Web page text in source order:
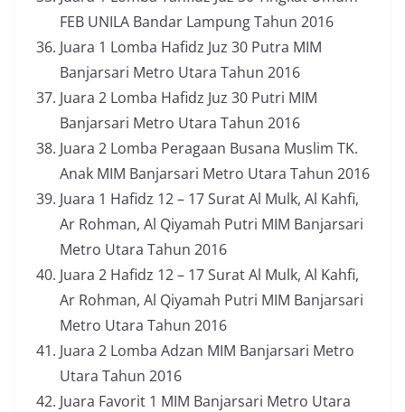
FEB UNILA Bandar Lampung Tahun 2016
Juara 1 Lomba Hafidz Juz 30 Putra MIM
Banjarsari Metro Utara Tahun 2016
Juara 2 Lomba Hafidz Juz 30 Putri MIM
Banjarsari Metro Utara Tahun 2016
Juara 2 Lomba Peragaan Busana Muslim TK.
Anak MIM Banjarsari Metro Utara Tahun 2016
Juara 1 Hafidz 12 – 17 Surat Al Mulk, Al Kahfi,
Ar Rohman, Al Qiyamah Putri MIM Banjarsari
Metro Utara Tahun 2016
Juara 2 Hafidz 12 – 17 Surat Al Mulk, Al Kahfi,
Ar Rohman, Al Qiyamah Putri MIM Banjarsari
Metro Utara Tahun 2016
Juara 2 Lomba Adzan MIM Banjarsari Metro
Utara Tahun 2016
Juara Favorit 1 MIM Banjarsari Metro Utara